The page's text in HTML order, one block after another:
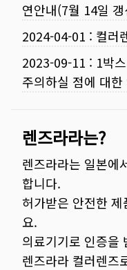
연안내(7월 14일 갱
2024-04-01 : 컬러
2023-09-11 : 1박
주의하실 점에 대한
렌즈라라는?
렌즈라라는 일본에
합니다.
허가받은 안전한
요.
의료기기로 인증을
렌즈라라 컬러렌즈